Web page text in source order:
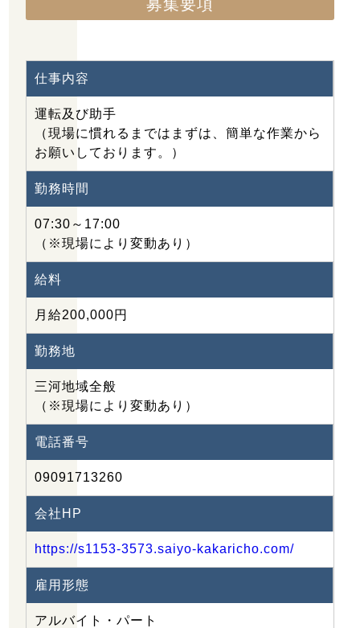
募集要項
仕事内容
運転及び助手
（現場に慣れるまではまずは、簡単な作業から
お願いしております。）
勤務時間
07:30～17:00
（※現場により変動あり）
給料
月給200,000円
勤務地
三河地域全般
（※現場により変動あり）
電話番号
09091713260
会社HP
https://s1153-3573.saiyo-kakaricho.com/
雇用形態
アルバイト・パート
〒444-0116
愛知県額田郡幸田町芦谷字毛倉46-1 営業時間 7時半～
17時半 定休日 日曜日